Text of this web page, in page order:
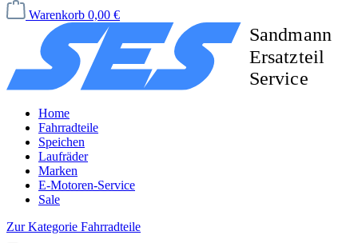
Warenkorb 0,00 €
Home
Fahrradteile
Speichen
Laufräder
Marken
E-Motoren-Service
Sale
Zur Kategorie Fahrradteile